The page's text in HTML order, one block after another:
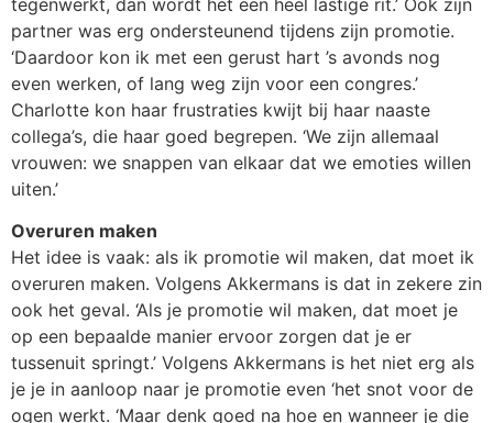
partner was erg ondersteunend tijdens zijn promotie.
‘Daardoor kon ik met een gerust hart ’s avonds nog
even werken, of lang weg zijn voor een congres.’
Charlotte kon haar frustraties kwijt bij haar naaste
collega’s, die haar goed begrepen. ‘We zijn allemaal
vrouwen: we snappen van elkaar dat we emoties willen
uiten.’
Overuren maken
Het idee is vaak: als ik promotie wil maken, dat moet ik
overuren maken. Volgens Akkermans is dat in zekere zin
ook het geval. ‘Als je promotie wil maken, dat moet je
op een bepaalde manier ervoor zorgen dat je er
tussenuit springt.’ Volgens Akkermans is het niet erg als
je je in aanloop naar je promotie even ‘het snot voor de
ogen werkt. ‘Maar denk goed na hoe en wanneer je die